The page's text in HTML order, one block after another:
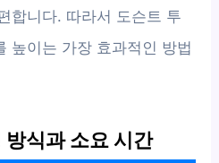
합니다. 따라서 도슨트 투
높이는 가장 효과적인 방법
식과 소요 시간